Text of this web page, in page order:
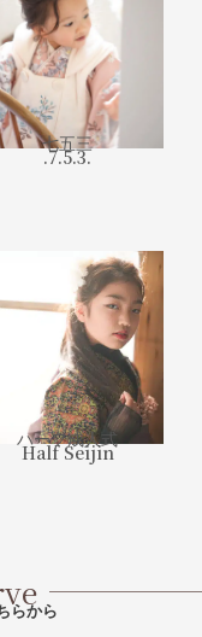
.7.5.3.
七五三
Half Seijin
ハーフ成人式
らから